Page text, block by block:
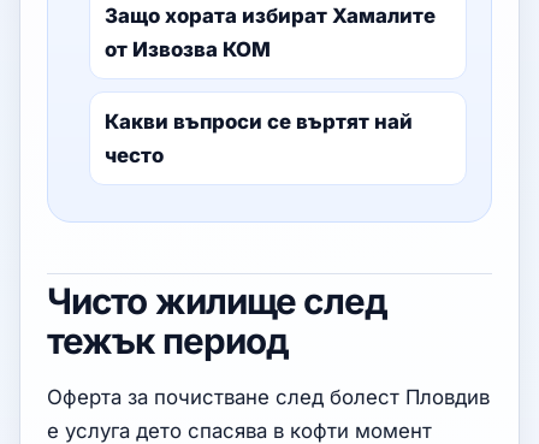
Защо хората избират Хамалите
от Извозва КОМ
Какви въпроси се въртят най
често
Чисто жилище след
тежък период
Оферта за почистване след болест Пловдив
е услуга дето спасява в кофти момент